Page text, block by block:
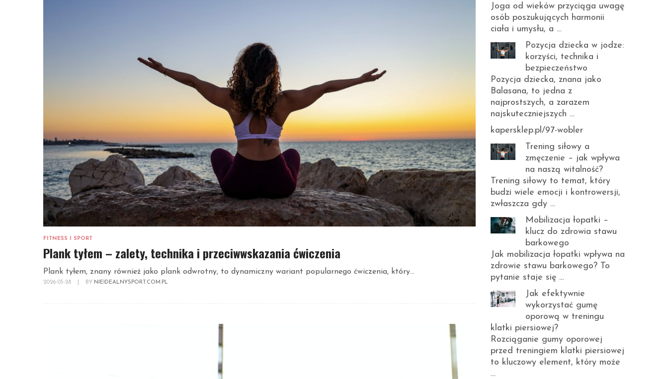
FITNESS I SPORT
Plank tyłem – zalety, technika i przeciwwskazania ćwiczenia
Plank tyłem, znany również jako plank odwrotny, to dynamiczny wariant popularnego ćwiczenia, który...
2026-05-28 BY NIEIDEALNYSPORT.COM.PL
Joga od wieków przyciąga uwagę
osób poszukujących harmonii
ciała i umysłu, a …
Pozycja dziecka w jodze:
korzyści, technika i
bezpieczeństwo
Pozycja dziecka, znana jako
Balasana, to jedna z
najprostszych, a zarazem
najskuteczniejszych …
kapersklep.pl/97-wobler
Trening siłowy a
zmęczenie – jak wpływa
na naszą witalność?
Trening siłowy to temat, który
budzi wiele emocji i kontrowersji,
zwłaszcza gdy …
Mobilizacja łopatki –
klucz do zdrowia stawu
barkowego
Jak mobilizacja łopatki wpływa na
zdrowie stawu barkowego? To
pytanie staje się …
Jak efektywnie
wykorzystać gumę
oporową w treningu
klatki piersiowej?
Rozciąganie gumy oporowej
przed treningiem klatki piersiowej
to kluczowy element, który może
…